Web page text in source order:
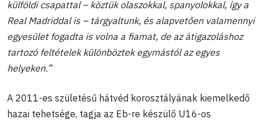
külföldi csapattal – köztük olaszokkal, spanyolokkal, így a
Real Madriddal is – tárgyaltunk, és alapvetően valamennyi
egyesület fogadta is volna a fiamat, de az átigazoláshoz
tartozó feltételek különböztek egymástól az egyes
helyeken.”
A 2011-es születésű hátvéd korosztályának kiemelkedő
hazai tehetsége, tagja az Eb-re készülő U16-os